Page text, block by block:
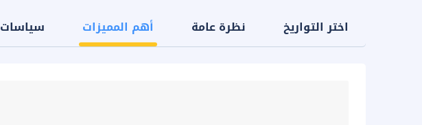
اختر التواريخ نظرة عامة أهم المميزات سياسات